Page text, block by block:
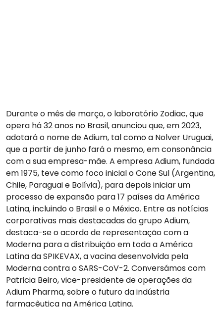
Durante o mês de março, o laboratório Zodiac, que
opera há 32 anos no Brasil, anunciou que, em 2023,
adotará o nome de Adium, tal como a Nolver Uruguai,
que a partir de junho fará o mesmo, em consonância
com a sua empresa-mãe. A empresa Adium, fundada
em 1975, teve como foco inicial o Cone Sul (Argentina,
Chile, Paraguai e Bolívia), para depois iniciar um
processo de expansão para 17 países da América
Latina, incluindo o Brasil e o México. Entre as notícias
corporativas mais destacadas do grupo Adium,
destaca-se o acordo de representação com a
Moderna para a distribuição em toda a América
Latina da SPIKEVAX, a vacina desenvolvida pela
Moderna contra o SARS-CoV-2. Conversámos com
Patricia Beiro, vice-presidente de operações da
Adium Pharma, sobre o futuro da indústria
farmacêutica na América Latina.